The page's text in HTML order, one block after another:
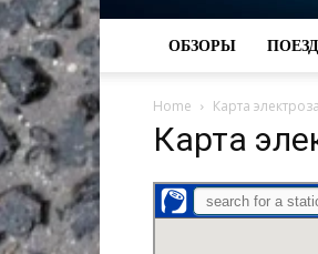
ОБЗОРЫ
Home Карта
Карта